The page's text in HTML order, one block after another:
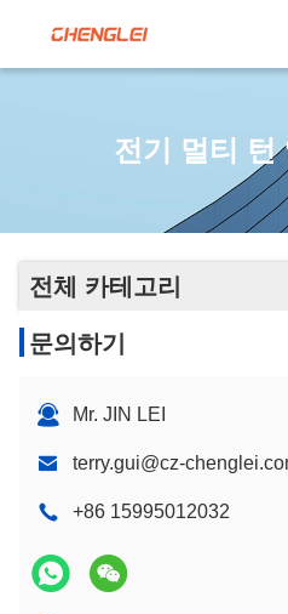
전기 멀티 턴
전체 카테고리
문의하기
Mr. JIN LEI
terry.gui@cz-
+86 15995012032